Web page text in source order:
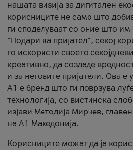
нашата визија за дигитален
корисниците не само што
ги споделуваат со оние што им
“Подари на пријател”, секој
го искористи своето
креативно, да создаде
и за неговите пријатели. Ова е
А1 е бренд што ги поврзува
технологија, со вистинска
изјави Методија Мирчев,
на А1 Македонија.
Корисниците можат да ја